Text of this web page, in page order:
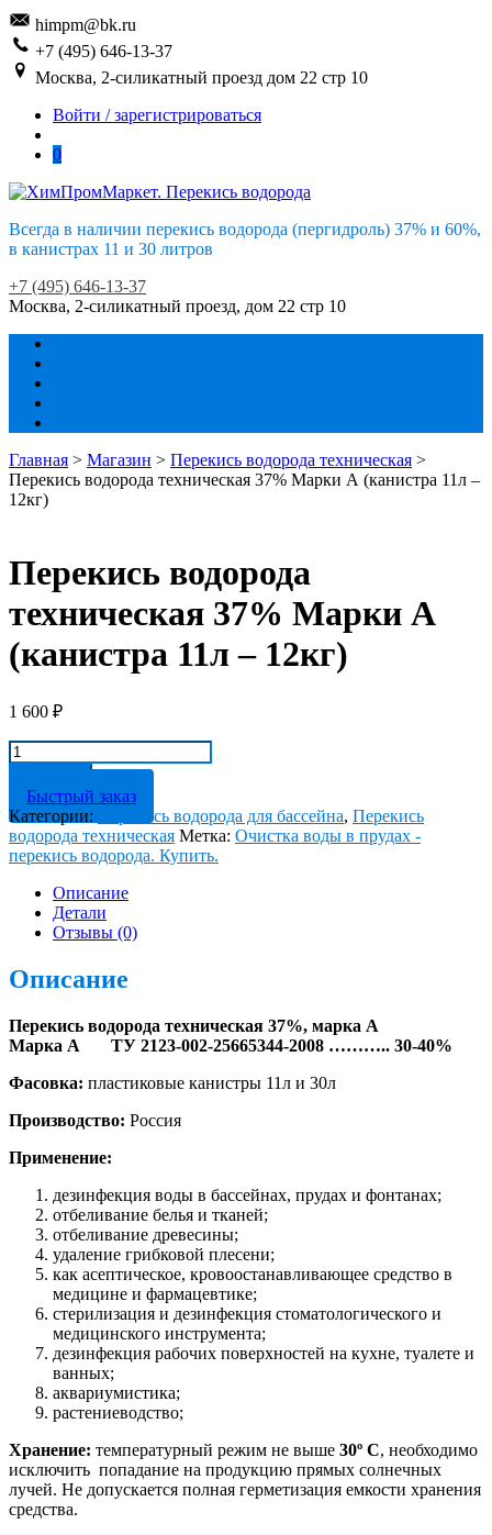
Skip
to
navigation
Skip
to
content
himpm@bk.ru
+7 (495) 646-13-37
Москва, 2-силикатный проезд дом 22 стр 10
Войти / зарегистрироваться
0
Всегда в наличии перекись водорода (пергидроль) 37% и 60%,
в канистрах 11 и 30 литров
+7 (495) 646-13-37
Москва, 2-силикатный проезд, дом 22 стр 10
Главная > Магазин > Перекись водорода техническая >
Перекись водорода техническая 37% Марки А (канистра 11л –
12кг)
Перекись водорода
техническая 37% Марки А
(канистра 11л – 12кг)
1 600 ₽
Количество
товара
Перекись
водорода
техническая
37%
Марки
(канистра
12кг)
Быстрый заказ
Категории:
Перекись водорода для бассейна, Перекись
водорода техническая Метка: Очистка воды в прудах -
перекись водорода. Купить.
Описание
Детали
Отзывы (0)
Описание
Перекись водорода техническая 37%, марка А
Марка А ТУ 2123-002-25665344-2008 ……….. 30-40%
Фасовка: пластиковые канистры 11л и 30л
Производство: Россия
Применение:
дезинфекция воды в бассейнах, прудах и фонтанах;
отбеливание белья и тканей;
отбеливание древесины;
удаление грибковой плесени;
как асептическое, кровоостанавливающее средство в
медицине и фармацевтике;
стерилизация и дезинфекция стоматологического и
медицинского инструмента;
дезинфекция рабочих поверхностей на кухне, туалете и
ванных;
аквариумистика;
растениеводство;
Хранение: температурный режим не выше 30º С, необходимо
исключить попадание на продукцию прямых солнечных
лучей. Не допускается полная герметизация емкости хранения
средства.